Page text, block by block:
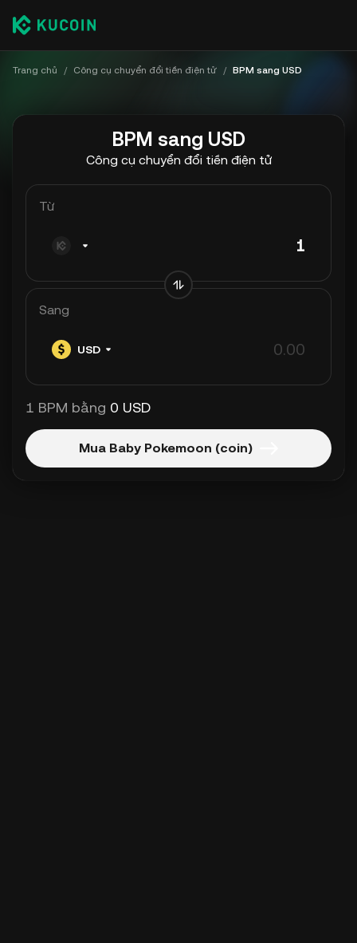
Trang chủ / Công cụ chuyển đổi tiền điện tử / BPM sang USD
BPM sang USD
Công cụ chuyển đổi tiền điện tử
Từ
Sang
USD
1 BPM bằng 0 USD
Mua Baby Pokemoon (coin)